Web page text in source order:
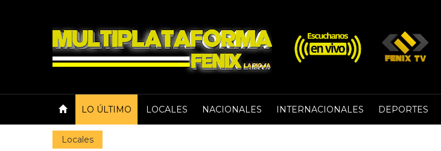
LO ÚLTIMO LOCALES NACIONALES INTERNACIONALES DEPORTES
Locales